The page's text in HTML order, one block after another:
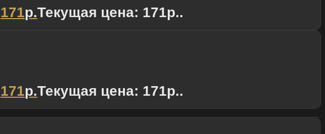
171р.Текущая цена: 171р..
171р.Текущая цена: 171р..